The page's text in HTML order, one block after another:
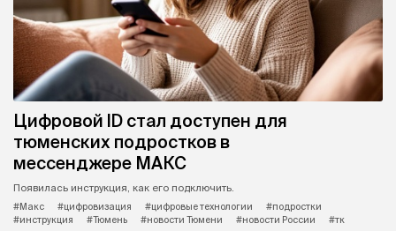
Цифровой ID стал доступен для
тюменских подростков в
мессенджере МАКС
Появилась инструкция, как его подключить.
#Макс
#цифровизация #цифровые технологии
#подростки
#инструкция
#Тюмень #новости Тюмени #новости России #тк